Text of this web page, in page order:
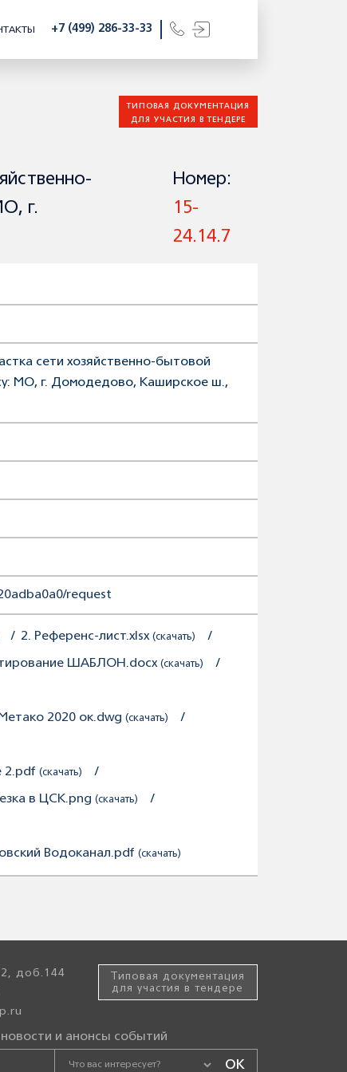
+7 (499) 286-33-33
ТИПОВАЯ ДОКУМЕНТАЦИЯ
ДЛЯ УЧАСТИЯ В ТЕНДЕРЕ
г.
Номер:
15-
24.14.7
сети хозяйственно-бытовой
МО, г. Домодедово, Каширское ш.,
request
/ 2. Референс-лист.xlsx (скачать) /
ШАБЛОН.docx (скачать) /
2020 ок.dwg (скачать) /
2.pdf (скачать) /
в ЦСК.png (скачать) /
Водоканал.pdf (скачать)
доб.144
Типовая документация
для участия в тендере
и анонсы событий